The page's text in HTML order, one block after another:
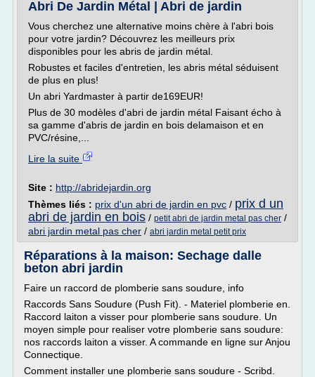
Abri De Jardin Métal | Abri de jardin
Vous cherchez une alternative moins chère à l'abri bois
pour votre jardin? Découvrez les meilleurs prix
disponibles pour les abris de jardin métal.
Robustes et faciles d'entretien, les abris métal séduisent
de plus en plus!
Un abri Yardmaster à partir de169EUR!
Plus de 30 modèles d'abri de jardin métal Faisant écho à
sa gamme d'abris de jardin en bois delamaison et en
PVC/résine,...
Lire la suite
Site : http://abridejardin.org
Thèmes liés : prix d'un abri de jardin en pvc / prix d un
abri de jardin en bois / petit abri de jardin metal pas cher /
abri jardin metal pas cher / abri jardin metal petit prix
Réparations à la maison: Sechage dalle
beton abri jardin
Faire un raccord de plomberie sans soudure, info
Raccords Sans Soudure (Push Fit). - Materiel plomberie en.
Raccord laiton a visser pour plomberie sans soudure. Un
moyen simple pour realiser votre plomberie sans soudure:
nos raccords laiton a visser. A commande en ligne sur Anjou
Connectique.
Comment installer une plomberie sans soudure - Scribd.